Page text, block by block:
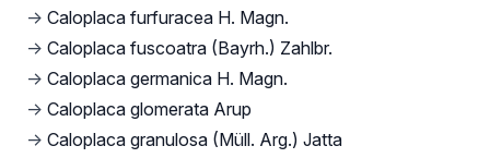
→ Caloplaca furfuracea H. Magn.
→ Caloplaca fuscoatra (Bayrh.) Zahlbr.
→ Caloplaca germanica H. Magn.
→ Caloplaca glomerata Arup
→ Caloplaca granulosa (Müll. Arg.) Jatta